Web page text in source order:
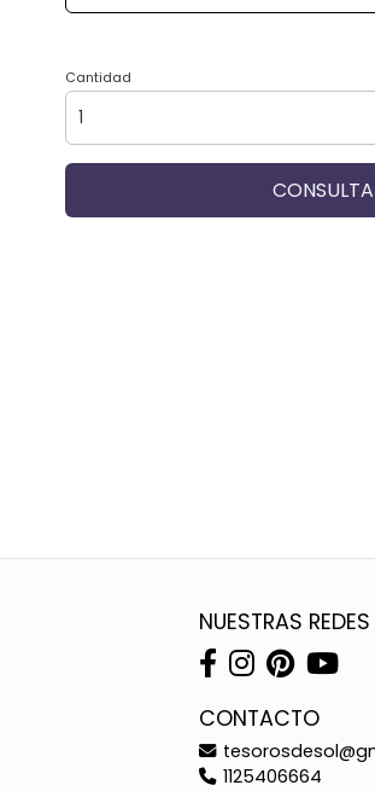
Cantidad
NUESTRAS
CONTACTO
1125406664